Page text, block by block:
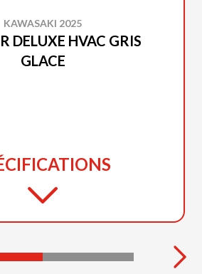
KAWASAKI 2025
DELUXE HVAC GRIS
GLACE